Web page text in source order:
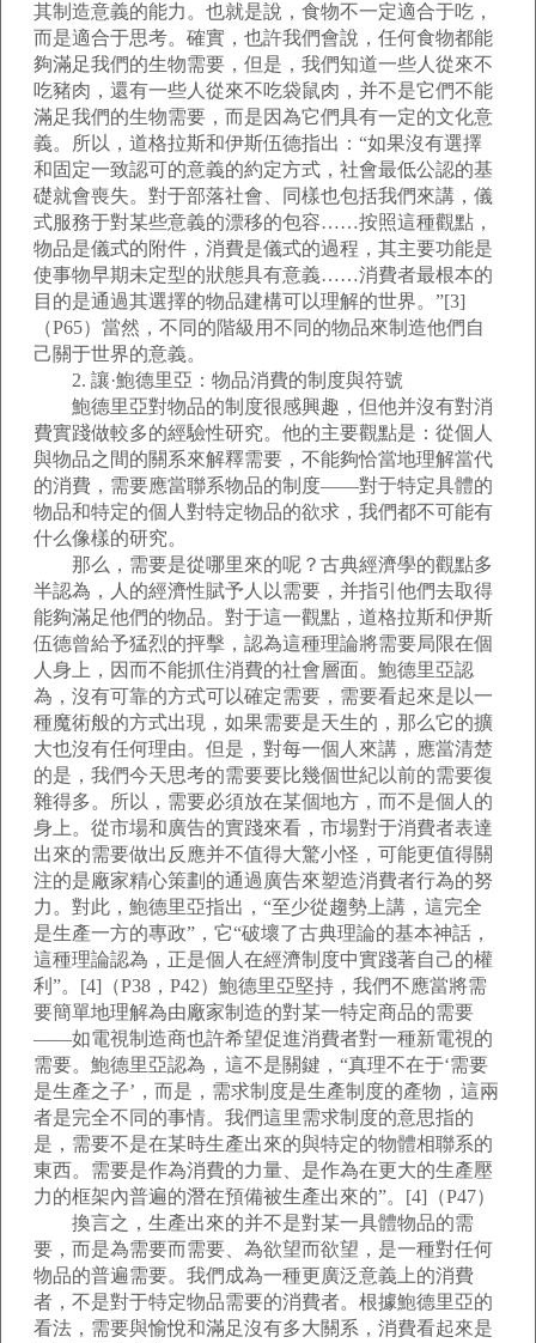
其制造意義的能力。也就是說，食物不一定適合于吃，
而是適合于思考。確實，也許我們會說，任何食物都能
夠滿足我們的生物需要，但是，我們知道一些人從來不
吃豬肉，還有一些人從來不吃袋鼠肉，并不是它們不能
滿足我們的生物需要，而是因為它們具有一定的文化意
義。所以，道格拉斯和伊斯伍德指出：“如果沒有選擇
和固定一致認可的意義的約定方式，社會最低公認的基
礎就會喪失。對于部落社會、同樣也包括我們來講，儀
式服務于對某些意義的漂移的包容……按照這種觀點，
物品是儀式的附件，消費是儀式的過程，其主要功能是
使事物早期未定型的狀態具有意義……消費者最根本的
目的是通過其選擇的物品建構可以理解的世界。”[3]
（P65）當然，不同的階級用不同的物品來制造他們自
己關于世界的意義。
2. 讓·鮑德里亞：物品消費的制度與符號
鮑德里亞對物品的制度很感興趣，但他并沒有對消
費實踐做較多的經驗性研究。他的主要觀點是：從個人
與物品之間的關系來解釋需要，不能夠恰當地理解當代
的消費，需要應當聯系物品的制度——對于特定具體的
物品和特定的個人對特定物品的欲求，我們都不可能有
什么像樣的研究。
那么，需要是從哪里來的呢？古典經濟學的觀點多
半認為，人的經濟性賦予人以需要，并指引他們去取得
能夠滿足他們的物品。對于這一觀點，道格拉斯和伊斯
伍德曾給予猛烈的抨擊，認為這種理論將需要局限在個
人身上，因而不能抓住消費的社會層面。鮑德里亞認
為，沒有可靠的方式可以確定需要，需要看起來是以一
種魔術般的方式出現，如果需要是天生的，那么它的擴
大也沒有任何理由。但是，對每一個人來講，應當清楚
的是，我們今天思考的需要要比幾個世紀以前的需要復
雜得多。所以，需要必須放在某個地方，而不是個人的
身上。從市場和廣告的實踐來看，市場對于消費者表達
出來的需要做出反應并不值得大驚小怪，可能更值得關
注的是廠家精心策劃的通過廣告來塑造消費者行為的努
力。對此，鮑德里亞指出，“至少從趨勢上講，這完全
是生產一方的專政”，它“破壞了古典理論的基本神話，
這種理論認為，正是個人在經濟制度中實踐著自己的權
利”。[4]（P38，P42）鮑德里亞堅持，我們不應當將需
要簡單地理解為由廠家制造的對某一特定商品的需要
——如電視制造商也許希望促進消費者對一種新電視的
需要。鮑德里亞認為，這不是關鍵，“真理不在于‘需要
是生產之子’，而是，需求制度是生產制度的產物，這兩
者是完全不同的事情。我們這里需求制度的意思指的
是，需要不是在某時生產出來的與特定的物體相聯系的
東西。需要是作為消費的力量、是作為在更大的生產壓
力的框架內普遍的潛在預備被生產出來的”。[4]（P47）
換言之，生產出來的并不是對某一具體物品的需
要，而是為需要而需要、為欲望而欲望，是一種對任何
物品的普遍需要。我們成為一種更廣泛意義上的消費
者，不是對于特定物品需要的消費者。根據鮑德里亞的
看法，需要與愉悅和滿足沒有多大關系，消費看起來是